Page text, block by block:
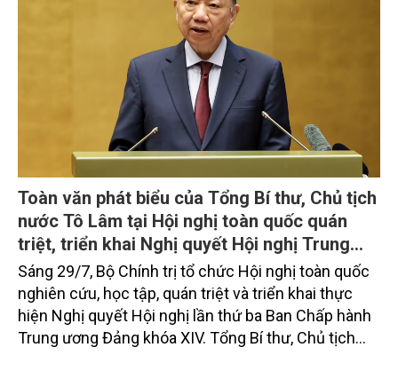
Toàn văn phát biểu của Tổng Bí thư, Chủ tịch
nước Tô Lâm tại Hội nghị toàn quốc quán
triệt, triển khai Nghị quyết Hội nghị Trung
ương 3, khóa XIV
Sáng 29/7, Bộ Chính trị tổ chức Hội nghị toàn quốc
nghiên cứu, học tập, quán triệt và triển khai thực
hiện Nghị quyết Hội nghị lần thứ ba Ban Chấp hành
Trung ương Đảng khóa XIV. Tổng Bí thư, Chủ tịch